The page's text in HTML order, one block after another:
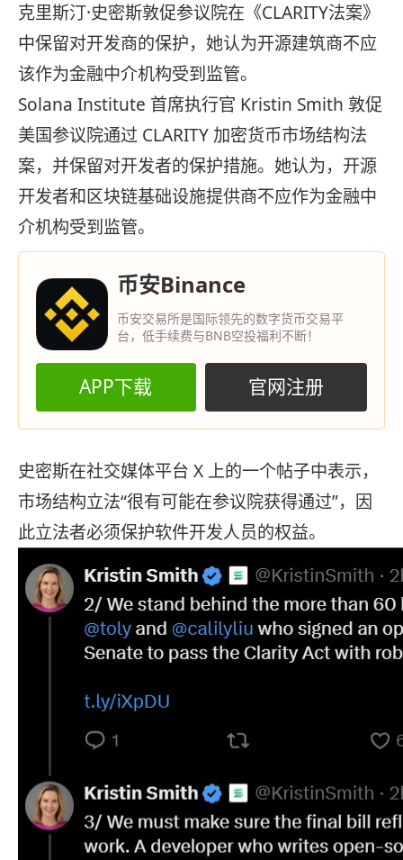
克里斯汀·史密斯敦促参议院在《CLARITY法案》
中保留对开发商的保护，她认为开源建筑商不应
该作为金融中介机构受到监管。
Solana Institute 首席执行官 Kristin Smith 敦促
美国参议院通过 CLARITY 加密货币市场结构法
案，并保留对开发者的保护措施。她认为，开源
开发者和区块链基础设施提供商不应作为金融中
介机构受到监管。
币安Binance
币安交易所是国际领先的数字货币交易平
台，低手续费与BNB空投福利不断！
APP下载 官网注册
史密斯在社交媒体平台 X 上的一个帖子中表示，
市场结构立法“很有可能在参议院获得通过”，因
此立法者必须保护软件开发人员的权益。